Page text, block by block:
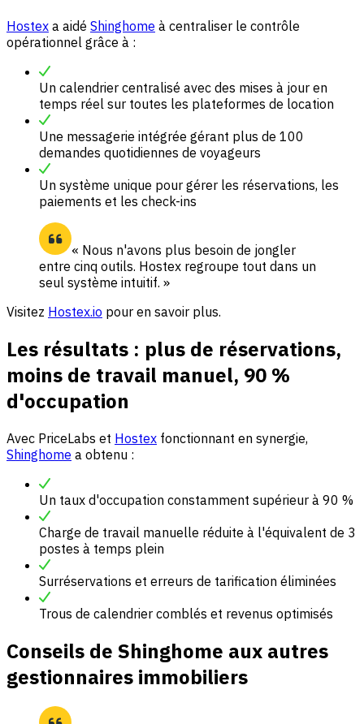
Hostex a aidé Shinghome à centraliser le contrôle
opérationnel grâce à :
Un calendrier centralisé avec des mises à jour en
temps réel sur toutes les plateformes de location
Une messagerie intégrée gérant plus de 100
demandes quotidiennes de voyageurs
Un système unique pour gérer les réservations, les
paiements et les check-ins
« Nous n'avons plus besoin de jongler
entre cinq outils. Hostex regroupe tout dans un
seul système intuitif. »
Visitez Hostex.io pour en savoir plus.
Les résultats : plus de réservations,
moins de travail manuel, 90 %
d'occupation
Avec PriceLabs et Hostex fonctionnant en synergie,
Shinghome a obtenu :
Un taux d'occupation constamment supérieur à 90 %
Charge de travail manuelle réduite à l'équivalent de 3
postes à temps plein
Surréservations et erreurs de tarification éliminées
Trous de calendrier comblés et revenus optimisés
Conseils de Shinghome aux autres
gestionnaires immobiliers